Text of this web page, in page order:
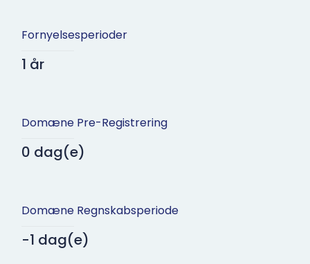
Fornyelsesperioder
1 år
Domæne Pre-Registrering
0 dag(e)
Domæne Regnskabsperiode
-1 dag(e)